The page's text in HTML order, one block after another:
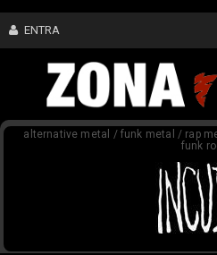
ENTRA
CONTENIDO
alternative metal / funk metal / rap
funk